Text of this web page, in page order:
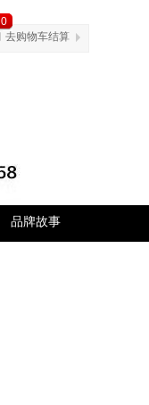
0
去购物车结算
品牌故事